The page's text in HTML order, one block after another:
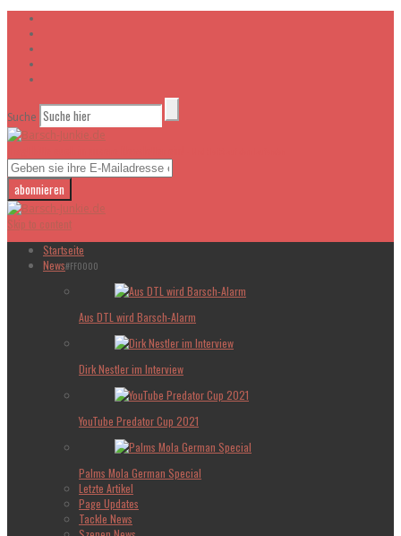
Suche
Skip to content
Startseite
News#FF0000
Aus DTL wird Barsch-Alarm
Dirk Nestler im Interview
YouTube Predator Cup 2021
Palms Mola German Special
Letzte Artikel
Page Updates
Tackle News